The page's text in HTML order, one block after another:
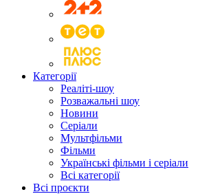
Категорії
Реаліті-шоу
Розважальні шоу
Новини
Серіали
Мультфільми
Фільми
Українські фільми і серіали
Всі категорії
Всі проєкти